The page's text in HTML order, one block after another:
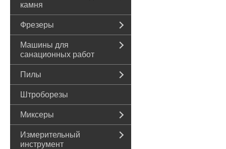
камня
Фрезеры
Машины для
санационных работ
Пилы
Штроборезы
Миксеры
Измерительный
инструмент